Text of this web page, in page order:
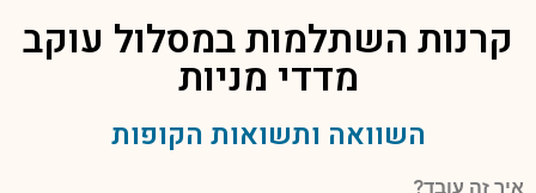
קרנות השתלמות במסלול עוקב
מדדי מניות
השוואה ותשואות הקופות
איך זה עובד?